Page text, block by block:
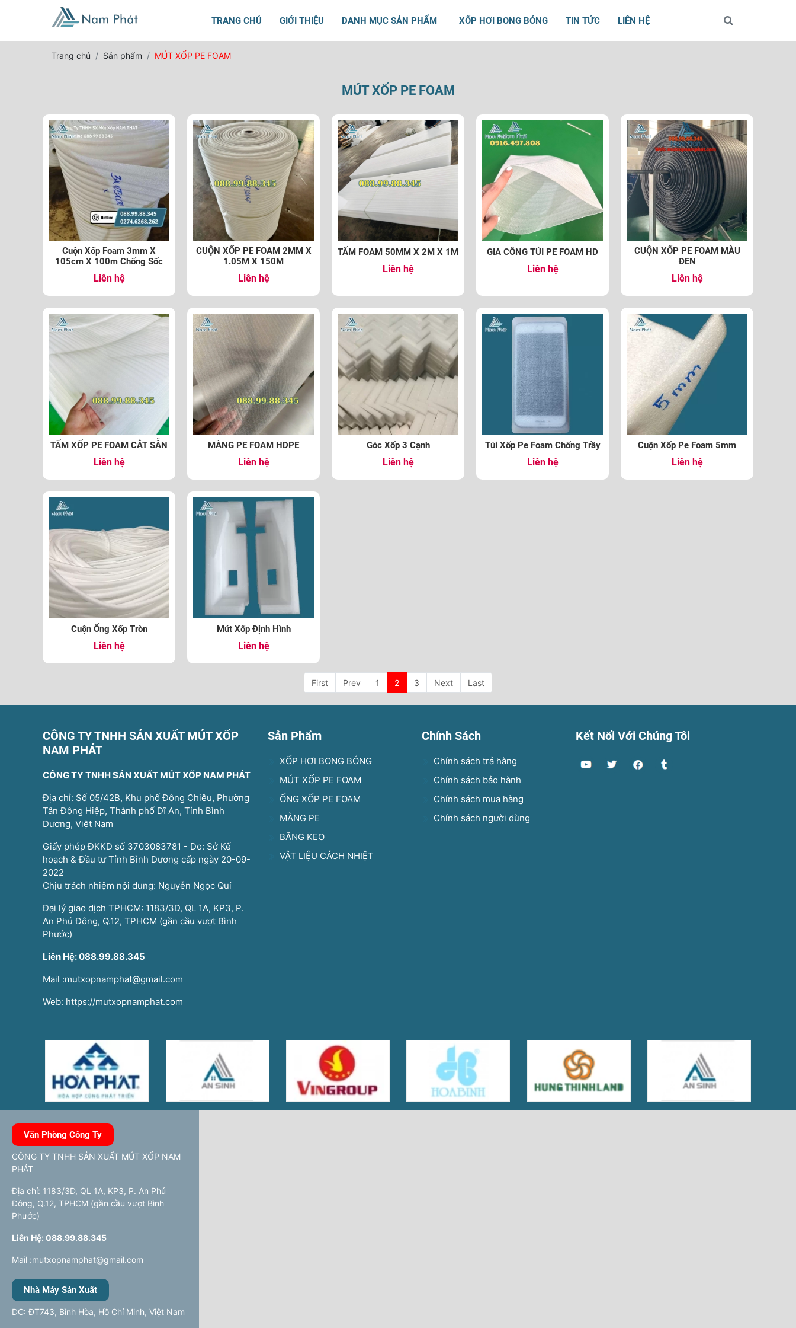
TRANG CHỦ GIỚI THIỆU DANH MỤC SẢN PHẨM XỐP HƠI BONG BÓNG TIN TỨC LIÊN HỆ
Trang chủ Sản phẩm MÚT XỐP PE FOAM
MÚT XỐP PE FOAM
Cuộn Xốp Foam 3mm X
105cm X 100m Chống Sốc
Liên hệ
CUỘN XỐP PE FOAM 2MM X
1.05M X 150M
Liên hệ
TẤM FOAM 50MM X 2M X 1M
Liên hệ
GIA CÔNG TÚI PE FOAM HD
Liên hệ
CUỘN XỐP PE FOAM MÀU
ĐEN
Liên hệ
TẤM XỐP PE FOAM CẮT SẴN
Liên hệ
MÀNG PE FOAM HDPE
Liên hệ
Góc Xốp 3 Cạnh
Liên hệ
Túi Xốp Pe Foam Chống Trầy
Liên hệ
Cuộn Xốp Pe Foam 5mm
Liên hệ
Cuộn Ống Xốp Tròn
Liên hệ
Mút Xốp Định Hình
Liên hệ
First Prev 1 2 3 Next Last
CÔNG TY TNHH SẢN XUẤT MÚT XỐP
NAM PHÁT
CÔNG TY TNHH SẢN XUẤT MÚT XỐP NAM PHÁT
Địa chỉ: Số 05/42B, Khu phố Đông Chiêu, Phường
Tân Đông Hiệp, Thành phố Dĩ An, Tỉnh Bình
Dương, Việt Nam
Giấy phép ĐKKD số 3703083781 - Do: Sở Kế
hoạch & Đầu tư Tỉnh Bình Dương cấp ngày 20-09-
2022
Chịu trách nhiệm nội dung: Nguyễn Ngọc Quí
Đại lý giao dịch TPHCM: 1183/3D, QL 1A, KP3, P.
An Phú Đông, Q.12, TPHCM (gần cầu vượt Bình
Phước)
Liên Hệ: 088.99.88.345
Mail :mutxopnamphat@gmail.com
Web: https://mutxopnamphat.com
Sản Phẩm
XỐP HƠI BONG BÓNG
MÚT XỐP PE FOAM
ỐNG XỐP PE FOAM
MÀNG PE
BĂNG KEO
VẬT LIỆU CÁCH NHIỆT
Chính Sách
Chính sách trả hàng
Chính sách bảo hành
Chính sách mua hàng
Chính sách người dùng
Kết Nối Với Chúng Tôi
Văn Phòng Công Ty
CÔNG TY TNHH SẢN XUẤT MÚT XỐP NAM
PHÁT
Địa chỉ: 1183/3D, QL 1A, KP3, P. An Phú
Đông, Q.12, TPHCM (gần cầu vượt Bình
Phước)
Liên Hệ: 088.99.88.345
Mail :mutxopnamphat@gmail.com
Nhà Máy Sản Xuất
DC: ĐT743, Bình Hòa, Hồ Chí Minh, Việt Nam